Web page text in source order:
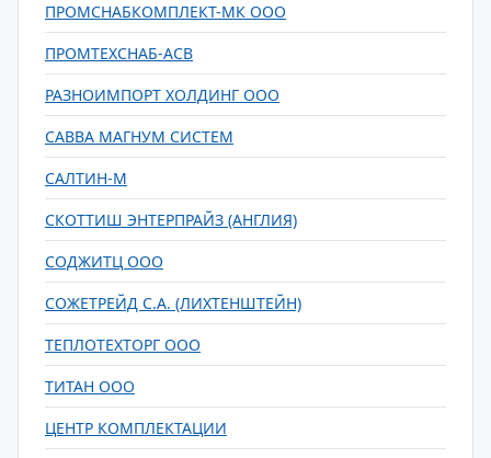
ПРОМСНАБКОМПЛЕКТ-МК ООО
ПРОМТЕХСНАБ-АСВ
РАЗНОИМПОРТ ХОЛДИНГ ООО
САВВА МАГНУМ СИСТЕМ
САЛТИН-М
СКОТТИШ ЭНТЕРПРАЙЗ (АНГЛИЯ)
СОДЖИТЦ ООО
СОЖЕТРЕЙД С.А. (ЛИХТЕНШТЕЙН)
ТЕПЛОТЕХТОРГ ООО
ТИТАН ООО
ЦЕНТР КОМПЛЕКТАЦИИ